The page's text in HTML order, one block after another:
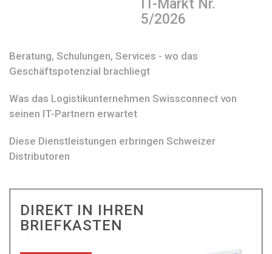
IT-Markt Nr.
5/2026
Beratung, Schulungen, Services - wo das
Geschäftspotenzial brachliegt
Was das Logistikunternehmen Swissconnect von
seinen IT-Partnern erwartet
Diese Dienstleistungen erbringen Schweizer
Distributoren
DIREKT IN IHREN
BRIEFKASTEN